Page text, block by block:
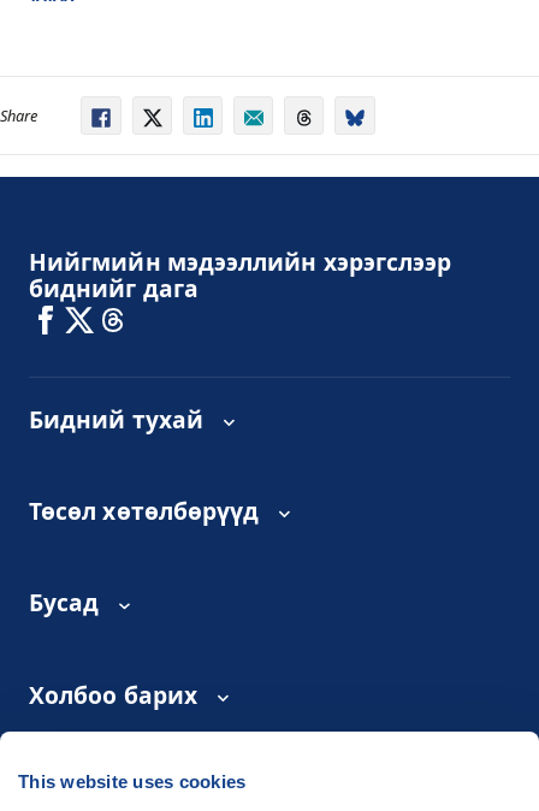
This website uses cookies
Share
Нийгмийн мэдээллийн хэрэгслээр
биднийг дага
Бидний тухай
Төсөл хөтөлбөрүүд
Бусад
Холбоо барих